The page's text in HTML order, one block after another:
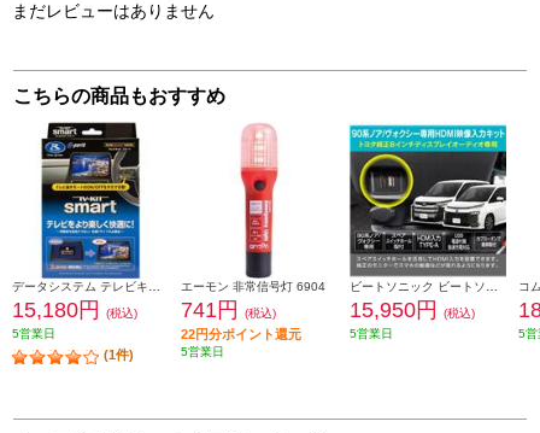
まだレビューはありません
こちらの商品もおすすめ
15,180円
(税込)
5営業日
(1件)
エーモン 非常信号灯 6904
741円 (税込)
22円分ポイント還元
5営業日
15,950円
(税込)
5営業日
5営